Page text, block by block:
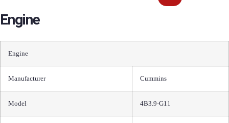
Engine
Engine
Manufacturer Cummins
Model 4B3.9-G11